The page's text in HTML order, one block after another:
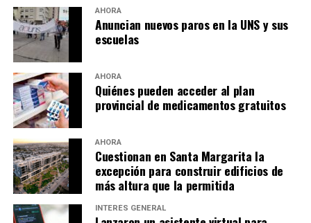
AHORA
Anuncian nuevos paros en la UNS y sus
escuelas
AHORA
Quiénes pueden acceder al plan
provincial de medicamentos gratuitos
AHORA
Cuestionan en Santa Margarita la
excepción para construir edificios de
más altura que la permitida
INTERÉS GENERAL